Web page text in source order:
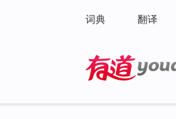
词典 翻译